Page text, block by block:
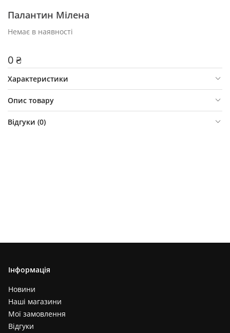
Палантин Мілена
Немає в наявності
0 ₴
Характеристики
Опис товару
Відгуки (0)
Інформація
Новини
Наші магазини
Мої замовлення
Відгуки